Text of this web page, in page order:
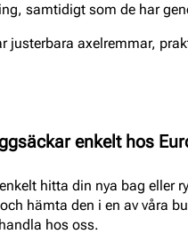
samtidigt som de har
justerbara axelremmar,
enkelt hos
hitta din nya bag eller
hämta den i en av våra
hos oss.